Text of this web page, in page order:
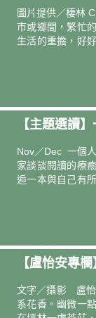
圖片提供／棲林
市或鄉間，繁忙
生活的重擔，好
【主題選讀
休：無言的前
Nov／Dec 一個
家談談閱讀的療
逅一本與自己有
【盧怡安專
文字／攝影 盧怡
系花香。幽微一